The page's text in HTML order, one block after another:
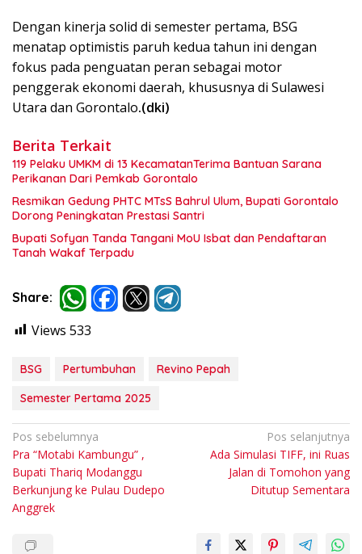
Dengan kinerja solid di semester pertama, BSG
menatap optimistis paruh kedua tahun ini dengan
fokus pada penguatan peran sebagai motor
penggerak ekonomi daerah, khususnya di Sulawesi
Utara dan Gorontalo.(dki)
Berita Terkait
119 Pelaku UMKM di 13 KecamatanTerima Bantuan Sarana
Perikanan Dari Pemkab Gorontalo
Resmikan Gedung PHTC MTsS Bahrul Ulum, Bupati Gorontalo
Dorong Peningkatan Prestasi Santri
Bupati Sofyan Tanda Tangani MoU Isbat dan Pendaftaran
Tanah Wakaf Terpadu
Share:
Views 533
BSG Pertumbuhan
Revino Pepah
Semester Pertama 2025
Navigasi
pos
Pos sebelumnya
Pra “Motabi Kambungu” ,
Bupati Thariq Modanggu
Berkunjung ke Pulau Dudepo
Anggrek
Pos selanjutnya
Ada Simulasi TIFF, ini Ruas
Jalan di Tomohon yang
Ditutup Sementara